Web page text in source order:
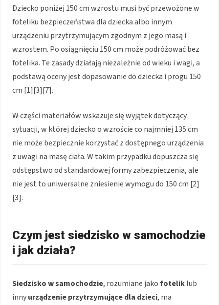
Dziecko poniżej 150 cm wzrostu musi być przewożone w
foteliku bezpieczeństwa dla dziecka albo innym
urządzeniu przytrzymującym zgodnym z jego masą i
wzrostem. Po osiągnięciu 150 cm może podróżować bez
fotelika. Te zasady działają niezależnie od wieku i wagi, a
podstawą oceny jest dopasowanie do dziecka i progu 150
cm [1][3][7].
W części materiałów wskazuje się wyjątek dotyczący
sytuacji, w której dziecko o wzroście co najmniej 135 cm
nie może bezpiecznie korzystać z dostępnego urządzenia
z uwagi na masę ciała. W takim przypadku dopuszcza się
odstępstwo od standardowej formy zabezpieczenia, ale
nie jest to uniwersalne zniesienie wymogu do 150 cm [2]
[3].
Czym jest siedzisko w samochodzie
i jak działa?
Siedzisko w samochodzie, rozumiane jakofoteliklub
innyurządzenie przytrzymujące dla dzieci, ma